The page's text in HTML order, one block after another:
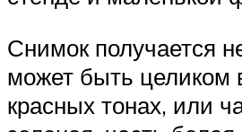
Снимок получается
может быть целиком
красных тонах, или